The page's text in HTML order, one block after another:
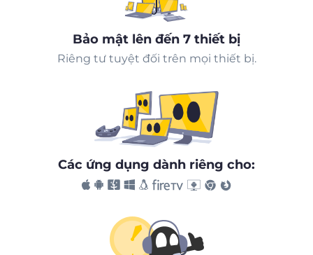
Bảo mật lên đến 7 thiết bị
Riêng tư tuyệt đối trên mọi thiết bị.
Các ứng dụng dành riêng cho: